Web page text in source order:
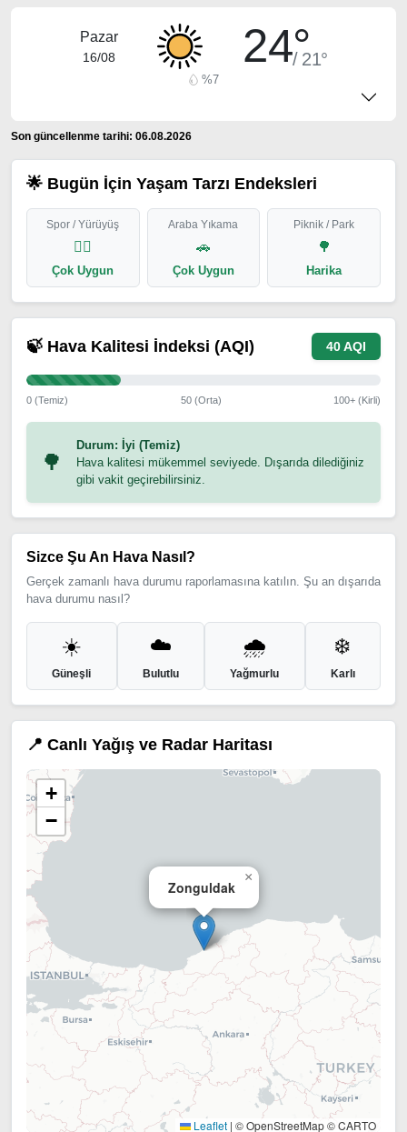
Pazar
16/08 24°/ 21°
%7
Son güncellenme tarihi: 06.08.2026
🌟 Bugün İçin Yaşam Tarzı Endeksleri
Spor / Yürüyüş
🏃‍♂️
Çok Uygun
Araba Yıkama
🚗
Çok Uygun
Piknik / Park
🌳
Harika
🍃 Hava Kalitesi İndeksi (AQI) 40 AQI
0 (Temiz) 50 (Orta) 100+ (Kirli)
🌳
Durum: İyi (Temiz)
Hava kalitesi mükemmel seviyede. Dışarıda dilediğiniz
gibi vakit geçirebilirsiniz.
Sizce Şu An Hava Nasıl?
Gerçek zamanlı hava durumu raporlamasına katılın. Şu an dışarıda
hava durumu nasıl?
☀️
Güneşli
☁️
Bulutlu
🌧️
Yağmurlu
❄️
Karlı
📍 Canlı Yağış ve Radar Haritası
Zonguldak
×
+
−
Leaflet | © OpenStreetMap © CARTO